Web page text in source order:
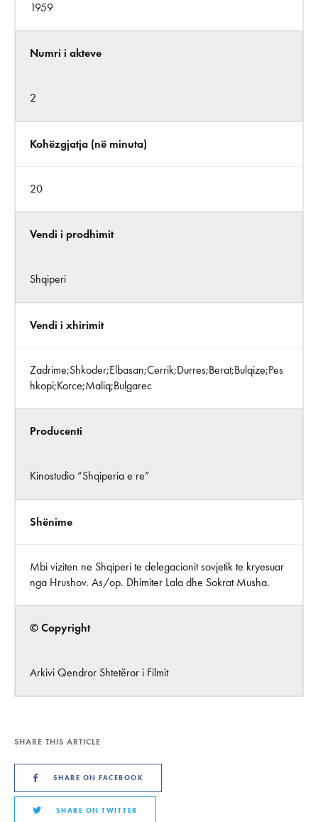
1959
Numri i akteve
2
Kohëzgjatja (në minuta)
20
Vendi i prodhimit
Shqiperi
Vendi i xhirimit
Zadrime;Shkoder;Elbasan;Cerrik;Durres;Berat;Bulqize;Pes
hkopi;Korce;Maliq;Bulgarec
Producenti
Kinostudio “Shqiperia e re”
Shënime
Mbi viziten ne Shqiperi te delegacionit sovjetik te kryesuar
nga Hrushov. As/op. Dhimiter Lala dhe Sokrat Musha.
© Copyright
Arkivi Qendror Shtetëror i Filmit
SHARE THIS ARTICLE
SHARE ON FACEBOOK
SHARE ON TWITTER